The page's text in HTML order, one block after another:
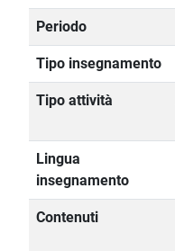
Periodo
Tipo insegnamento
Tipo attività
Lingua
insegnamento
Contenuti